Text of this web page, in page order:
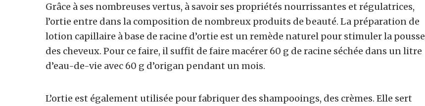
Grâce à ses nombreuses vertus, à savoir ses propriétés nourrissantes et régulatrices,
l’ortie entre dans la composition de nombreux produits de beauté. La préparation de
lotion capillaire à base de racine d’ortie est un remède naturel pour stimuler la pousse
des cheveux. Pour ce faire, il suffit de faire macérer 60 g de racine séchée dans un litre
d’eau-de-vie avec 60 g d’origan pendant un mois.
L’ortie est également utilisée pour fabriquer des shampooings, des crèmes. Elle sert